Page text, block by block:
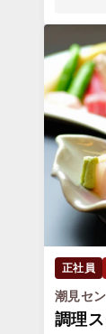
正社員
潮見セ
調理